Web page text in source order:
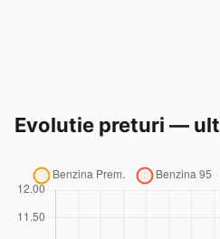
Evolutie preturi —